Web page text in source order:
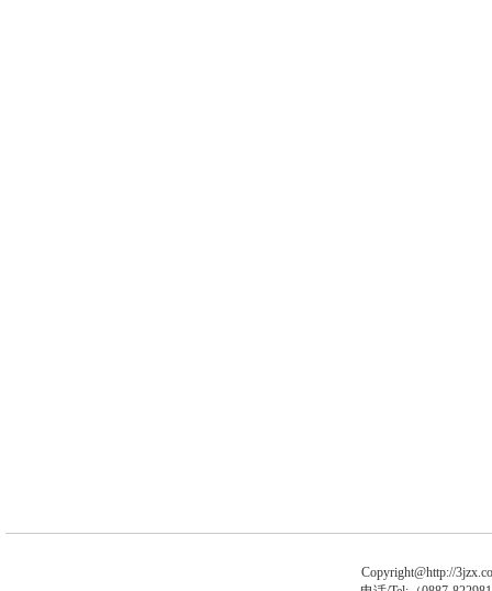
Copyright@http://